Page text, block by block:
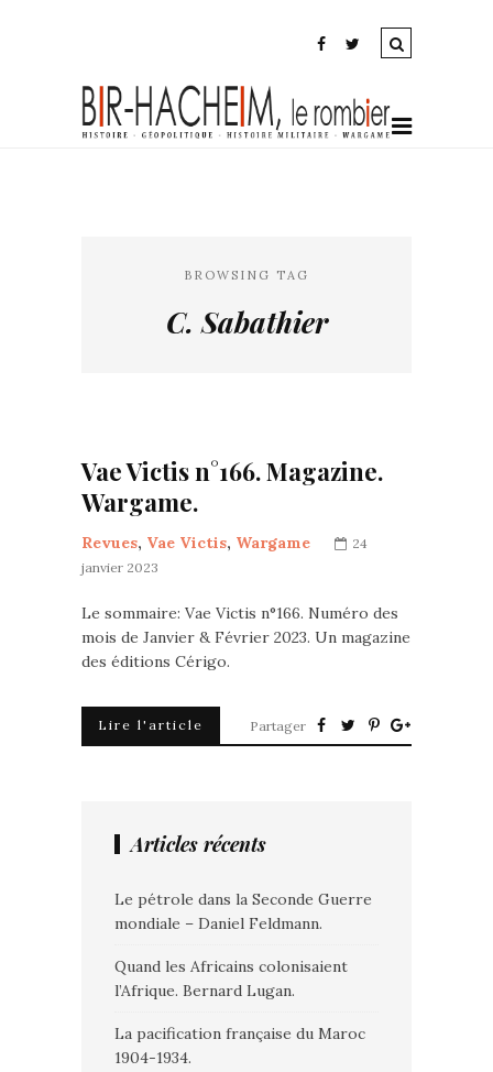
BROWSING TAG
C. Sabathier
Vae Victis n°166. Magazine.
Wargame.
Revues, Vae Victis, Wargame
24
janvier 2023
Le sommaire: Vae Victis n°166. Numéro des
mois de Janvier & Février 2023. Un magazine
des éditions Cérigo.
Lire l'article Partager
Articles récents
Le pétrole dans la Seconde Guerre
mondiale – Daniel Feldmann.
Quand les Africains colonisaient
l’Afrique. Bernard Lugan.
La pacification française du Maroc
1904-1934.